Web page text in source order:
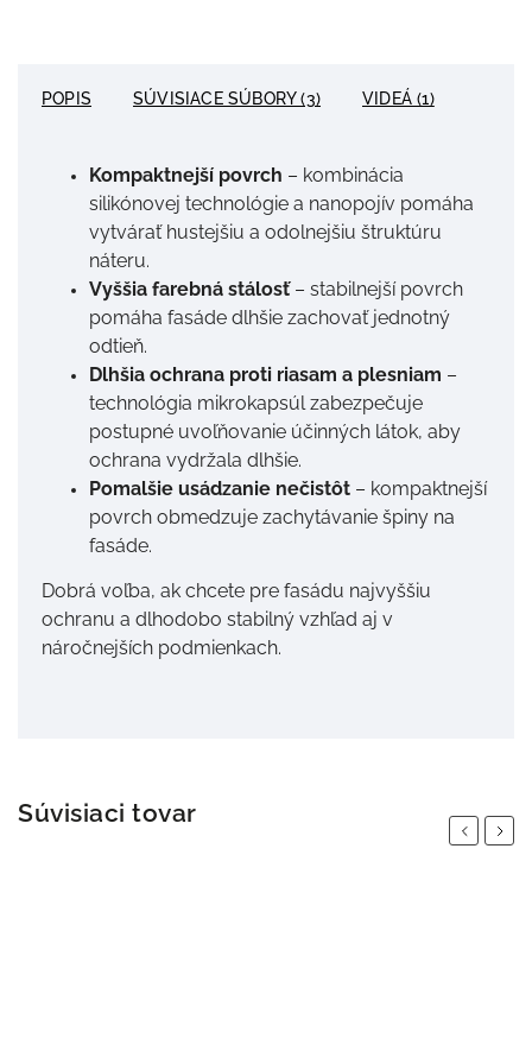
POPIS SÚVISIACE SÚBORY (3) VIDEÁ (1)
Kompaktnejší povrch – kombinácia
silikónovej technológie a nanopojív pomáha
vytvárať hustejšiu a odolnejšiu štruktúru
náteru.
Vyššia farebná stálosť– stabilnejší povrch
pomáha fasáde dlhšie zachovať jednotný
odtieň.
Dlhšia ochrana proti riasam a plesniam –
technológia mikrokapsúl zabezpečuje
postupné uvoľňovanie účinných látok, aby
ochrana vydržala dlhšie.
Pomalšie usádzanie nečistôt – kompaktnejší
povrch obmedzuje zachytávanie špiny na
fasáde.
Dobrá voľba, ak chcete pre fasádu najvyššiu
ochranu a dlhodobo stabilný vzhľad aj v
náročnejších podmienkach.
Súvisiaci tovar
Previous
Next